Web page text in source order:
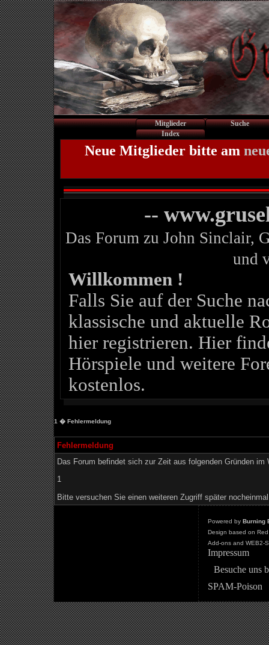
Mitglieder
Suche
Index
Neue Mitglieder bitte am
--
Das Forum zu John Sinclair,
und
Willkommen !
Falls Sie auf der Suche
klassische und aktuelle
hier registrieren. Hier
Hörspiele und weitere
kostenlos.
1 � Fehlermeldung
Fehlermeldung
Das Forum befindet sich zur Zeit aus folgenden Gründen im
1
Bitte versuchen Sie einen weiteren Zugriff später
Powered by Burning
Design based on
Add-ons and WEB2-
Impressum
Besuche uns
SPAM-Poison